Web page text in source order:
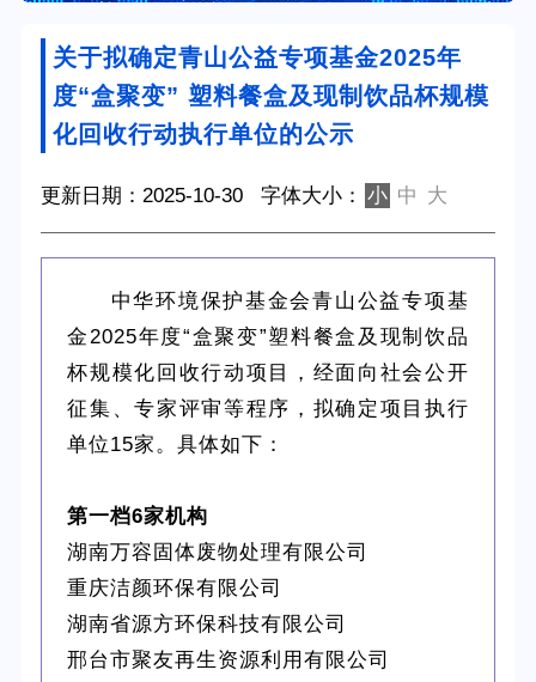
关于拟确定青山公益专项基金2025年
度“盒聚变” 塑料餐盒及现制饮品杯规模
化回收行动执行单位的公示
更新日期：2025-10-30 字体大小： 小 中 大
中华环境保护基金会青山公益专项基
金2025年度“盒聚变”塑料餐盒及现制饮品
杯规模化回收行动项目，经面向社会公开
征集、专家评审等程序，拟确定项目执行
单位15家。具体如下：
第一档6家机构
湖南万容固体废物处理有限公司
重庆洁颜环保有限公司
湖南省源方环保科技有限公司
邢台市聚友再生资源利用有限公司